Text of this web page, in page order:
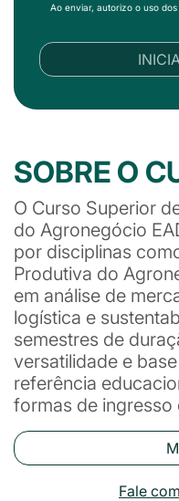
Ao enviar, autorizo o uso
SOBRE O
O Curso Superior
do Agronegócio
por disciplinas
Produtiva do
em análise de
logística e
semestres de
versatilidade e
referência
formas de ingresso
Fale